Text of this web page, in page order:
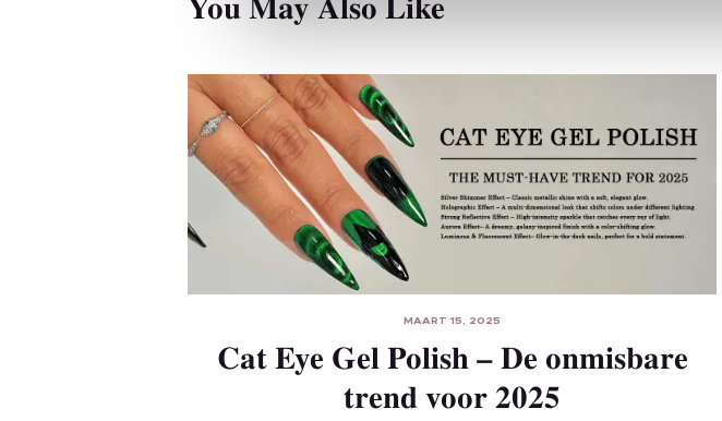
c
t
i
n
MAART 15, 2025
Cat Eye Gel Polish – De onmisbare
trend voor 2025